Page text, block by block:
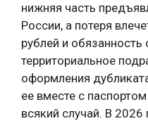
нижняя часть
России, а потеря
рублей и обязанность
территориальное
оформления
ее вместе с
всякий случай. В 2026